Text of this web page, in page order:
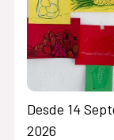
Desde 14
2026